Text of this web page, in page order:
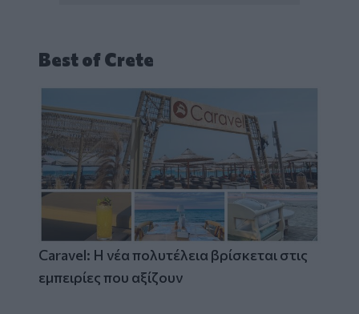
Best of Crete
Caravel: Η νέα πολυτέλεια βρίσκεται στις
εμπειρίες που αξίζουν